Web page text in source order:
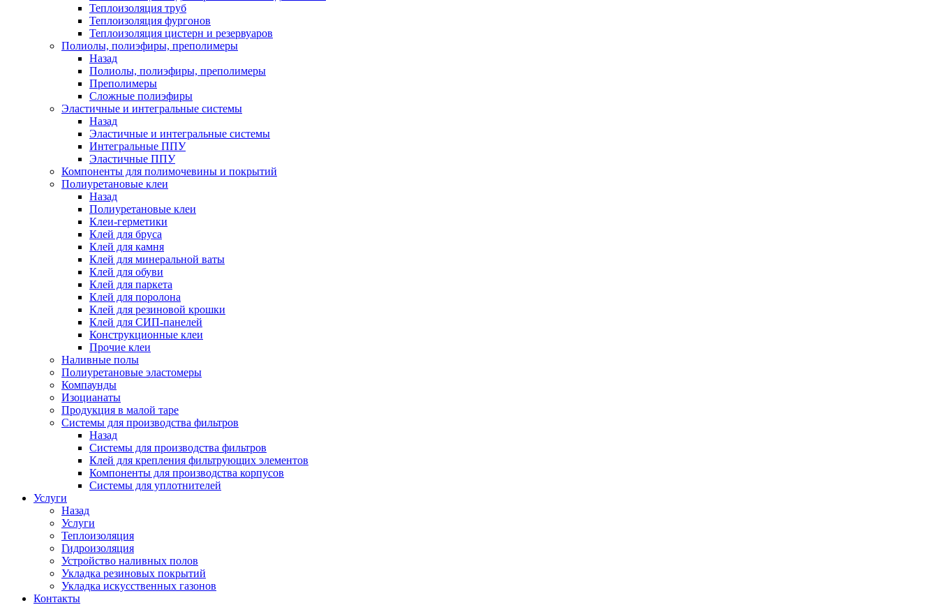
Теплоизоляция труб
Теплоизоляция фургонов
Теплоизоляция цистерн и резервуаров
Полиолы, полиэфиры, преполимеры
Назад
Полиолы, полиэфиры, преполимеры
Преполимеры
Сложные полиэфиры
Эластичные и интегральные системы
Назад
Эластичные и интегральные системы
Интегральные ППУ
Эластичные ППУ
Компоненты для полимочевины и покрытий
Полиуретановые клеи
Назад
Полиуретановые клеи
Клеи-герметики
Клей для бруса
Клей для камня
Клей для минеральной ваты
Клей для обуви
Клей для паркета
Клей для поролона
Клей для резиновой крошки
Клей для СИП-панелей
Конструкционные клеи
Прочие клеи
Наливные полы
Полиуретановые эластомеры
Компаунды
Изоцианаты
Продукция в малой таре
Системы для производства фильтров
Назад
Системы для производства фильтров
Клей для крепления фильтрующих элементов
Компоненты для производства корпусов
Системы для уплотнителей
Услуги
Назад
Услуги
Теплоизоляция
Гидроизоляция
Устройство наливных полов
Укладка резиновых покрытий
Укладка искусственных газонов
Контакты